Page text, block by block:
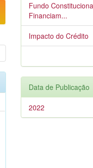
Fundo
Financiam...
Impacto do Crédito
Data de Publicação
2022